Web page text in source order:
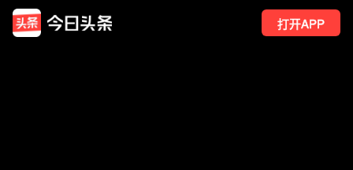
打开APP